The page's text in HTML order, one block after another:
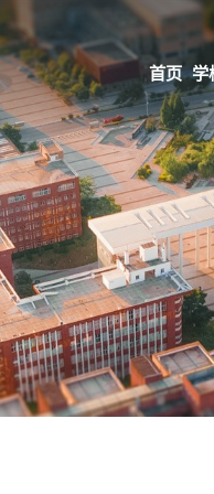
首页 学